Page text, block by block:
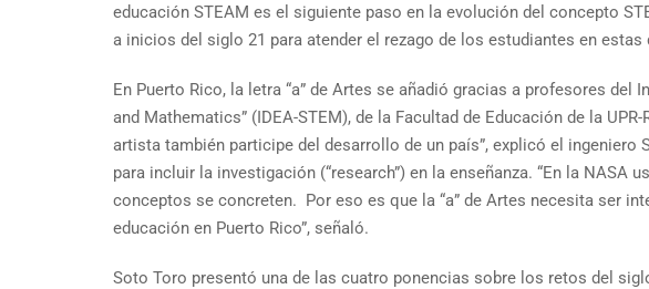
educación STEAM es el siguiente paso en la evolución del concepto
a inicios del siglo 21 para atender el rezago de los estudiantes en
En Puerto Rico, la letra “a” de Artes se añadió gracias a profesores
and Mathematics” (IDEA-STEM), de la Facultad de Educación de la
artista también participe del desarrollo de un país”, explicó el ingeniero
para incluir la investigación (“research”) en la enseñanza. “En la
conceptos se concreten. Por eso es que la “a” de Artes necesita ser
educación en Puerto Rico”, señaló.
Soto Toro presentó una de las cuatro ponencias sobre los retos del